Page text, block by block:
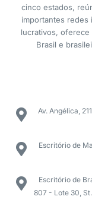
cinco estados,
importantes redes
lucrativos, oferece
Brasil e
Av. Angélica,
Escritório de
Escritório de
807 - Lote 30,